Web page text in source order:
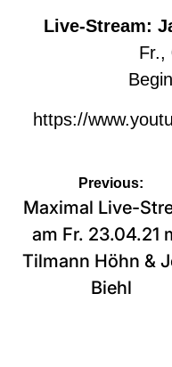
Live-Stream:
Fr.,
https://
Previous:
Maximal Live-
am Fr. 23.04.21
Tilmann Höhn &
Biehl